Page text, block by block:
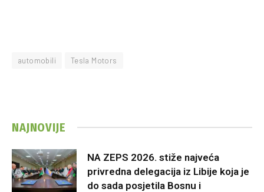
automobili Tesla Motors
NAJNOVIJE
NA ZEPS 2026. stiže najveća
privredna delegacija iz Libije koja je
do sada posjetila Bosnu i